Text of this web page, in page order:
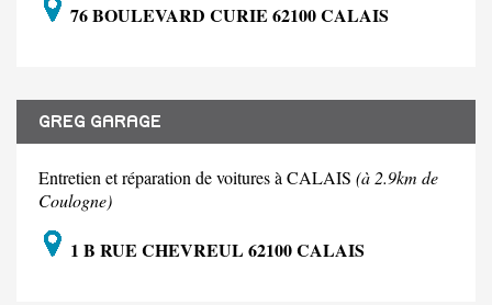
76 BOULEVARD CURIE 62100 CALAIS
GREG GARAGE
Entretien et réparation de voitures à CALAIS (à 2.9km de
Coulogne)
1 B RUE CHEVREUL 62100 CALAIS